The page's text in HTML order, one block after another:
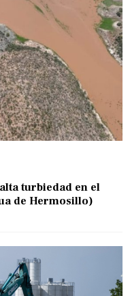
turbiedad en el
de Hermosillo)